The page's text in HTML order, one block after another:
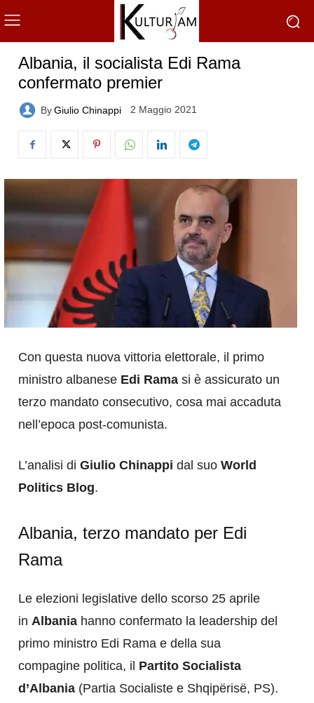
Albania, il socialista Edi Rama
confermato premier
ByGiulio Chinappi 2 Maggio 2021
Con questa nuova vittoria elettorale, il primo
ministro albanese Edi Rama si è assicurato un
terzo mandato consecutivo, cosa mai accaduta
nell’epoca post-comunista.
L’analisi di Giulio Chinappi dal suo World
Politics Blog.
Albania, terzo mandato per Edi
Rama
Le elezioni legislative dello scorso 25 aprile
in Albania hanno confermato la leadership del
primo ministro Edi Rama e della sua
compagine politica, il Partito Socialista
d’Albania (Partia Socialiste e Shqipërisë, PS).